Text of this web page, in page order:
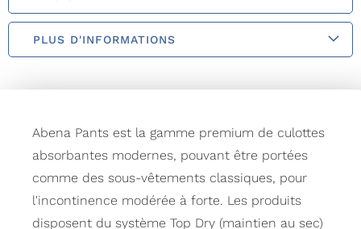
PLUS D'INFORMATIONS
Abena Pants est la gamme premium de culottes
absorbantes modernes, pouvant être portées
comme des sous-vêtements classiques, pour
l'incontinence modérée à forte. Les produits
disposent du système Top Dry (maintien au sec)